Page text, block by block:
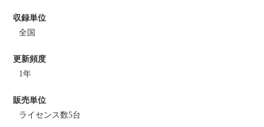
収録単位
全国
更新頻度
1年
販売単位
ライセンス数5台